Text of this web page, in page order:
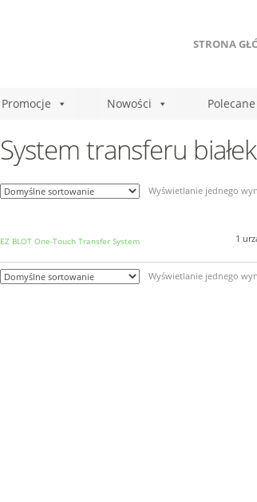
STRONA
Promocje Nowości Polecane
System transferu
Wyświetlanie jednego
EZ BLOT One-Touch Transfer System 1
Wyświetlanie jednego